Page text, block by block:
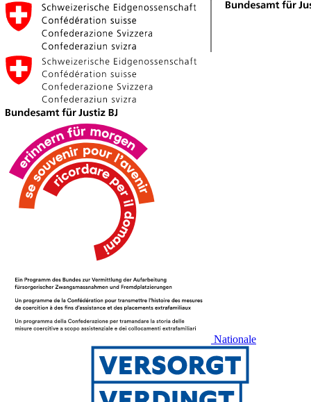
Nationale